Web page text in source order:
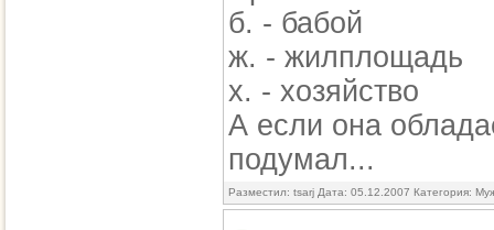
б. - бабой
ж. - жилплощадь
х. - хозяйство
А если она
подумал...
Разместил: tsarj Дата: 05.12.2007 Категория: